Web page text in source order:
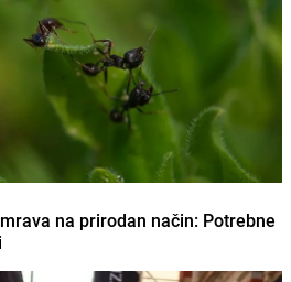
na prirodan način: Potrebne